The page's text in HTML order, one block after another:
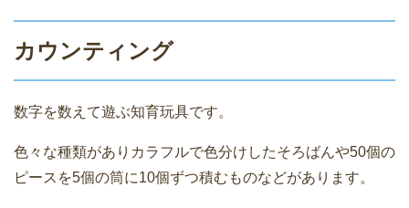
カウンティング
数字を数えて遊ぶ知育玩具です。
色々な種類がありカラフルで色分けしたそろばんや50個の
ピースを5個の筒に10個ずつ積むものなどがあります。